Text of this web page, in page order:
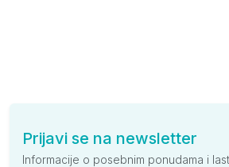
Prijavi se na newsletter
Informacije o posebnim ponudama i